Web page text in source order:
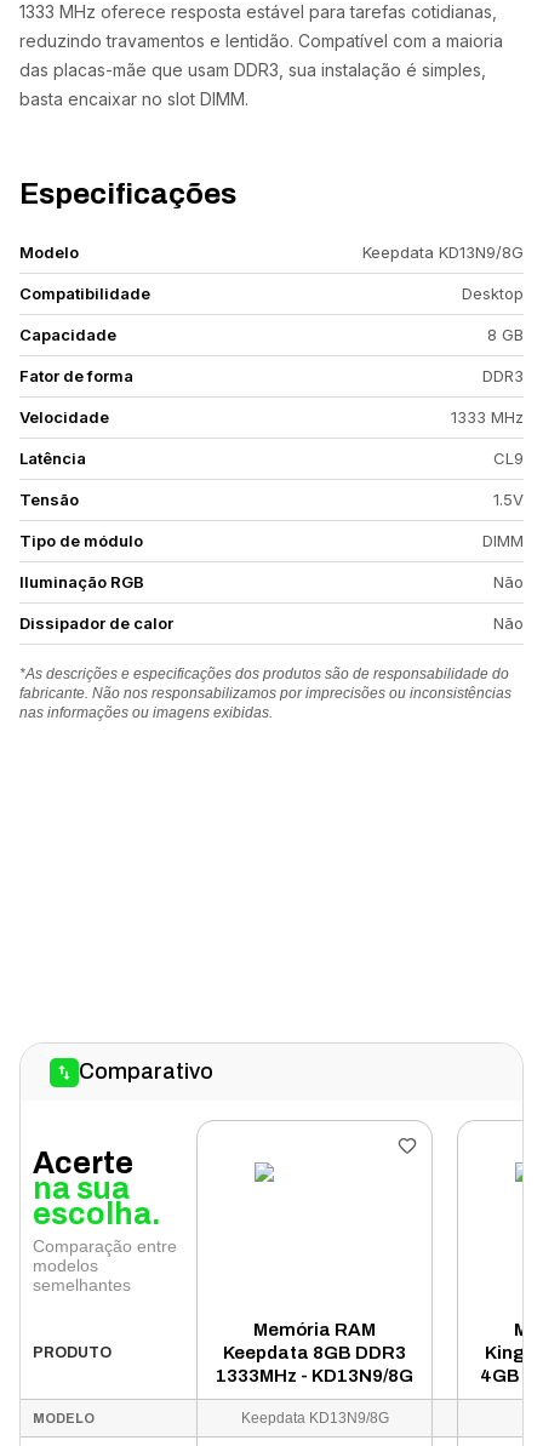
1333 MHz oferece resposta estável para tarefas cotidianas,
reduzindo travamentos e lentidão. Compatível com a maioria
das placas-mãe que usam DDR3, sua instalação é simples,
basta encaixar no slot DIMM.
Especificações
Modelo Keepdata KD13N9/8G
Compatibilidade Desktop
Capacidade 8 GB
Fator de forma DDR3
Velocidade 1333 MHz
Latência CL9
Tensão 1.5V
Tipo de módulo DIMM
Iluminação RGB Não
Dissipador de calor Não
*As descrições e especificações dos produtos são de responsabilidade do
fabricante. Não nos responsabilizamos por imprecisões ou inconsistências
nas informações ou imagens exibidas.
Comparativo
Acerte
na sua
escolha.
Comparação entre
modelos
semelhantes
PRODUTO
Memória RAM
Keepdata 8GB DDR3
1333MHz - KD13N9/8G
4GB
MODELO Keepdata KD13N9/8G